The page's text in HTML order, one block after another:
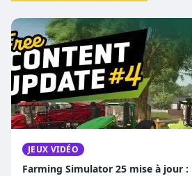
JEUX VIDÉO
Farming Simulator 25 mise à jour :